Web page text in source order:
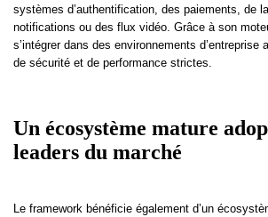
systèmes d’authentification, des paiements, de
notifications ou des flux vidéo. Grâce à son
s’intégrer dans des environnements d’entreprise
de sécurité et de performance strictes.
Un écosystème mature
leaders du marché
Le framework bénéficie également d’un